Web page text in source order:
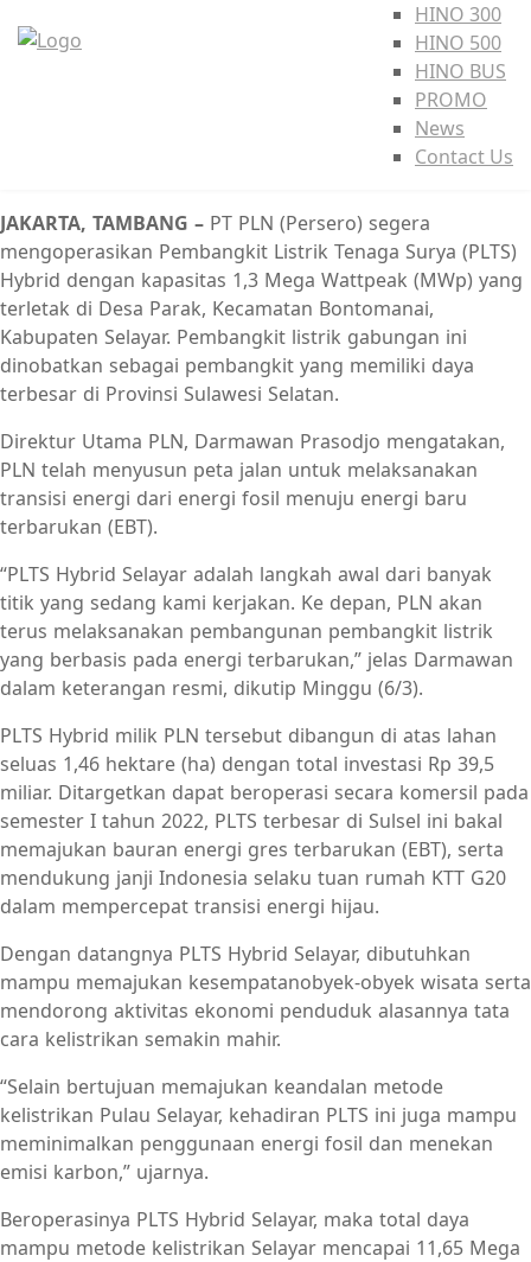
HINO 300
HINO 500
HINO BUS
PROMO
News
Contact Us
JAKARTA, TAMBANG – PT PLN (Persero) segera
mengoperasikan Pembangkit Listrik Tenaga Surya (PLTS)
Hybrid dengan kapasitas 1,3 Mega Wattpeak (MWp) yang
terletak di Desa Parak, Kecamatan Bontomanai,
Kabupaten Selayar. Pembangkit listrik gabungan ini
dinobatkan sebagai pembangkit yang memiliki daya
terbesar di Provinsi Sulawesi Selatan.
Direktur Utama PLN, Darmawan Prasodjo mengatakan,
PLN telah menyusun peta jalan untuk melaksanakan
transisi energi dari energi fosil menuju energi baru
terbarukan (EBT).
“PLTS Hybrid Selayar adalah langkah awal dari banyak
titik yang sedang kami kerjakan. Ke depan, PLN akan
terus melaksanakan pembangunan pembangkit listrik
yang berbasis pada energi terbarukan,” jelas Darmawan
dalam keterangan resmi, dikutip Minggu (6/3).
PLTS Hybrid milik PLN tersebut dibangun di atas lahan
seluas 1,46 hektare (ha) dengan total investasi Rp 39,5
miliar. Ditargetkan dapat beroperasi secara komersil pada
semester I tahun 2022, PLTS terbesar di Sulsel ini bakal
memajukan bauran energi gres terbarukan (EBT), serta
mendukung janji Indonesia selaku tuan rumah KTT G20
dalam mempercepat transisi energi hijau.
Dengan datangnya PLTS Hybrid Selayar, dibutuhkan
mampu memajukan kesempatanobyek-obyek wisata serta
mendorong aktivitas ekonomi penduduk alasannya tata
cara kelistrikan semakin mahir.
“Selain bertujuan memajukan keandalan metode
kelistrikan Pulau Selayar, kehadiran PLTS ini juga mampu
meminimalkan penggunaan energi fosil dan menekan
emisi karbon,” ujarnya.
Beroperasinya PLTS Hybrid Selayar, maka total daya
mampu metode kelistrikan Selayar mencapai 11,65 Mega